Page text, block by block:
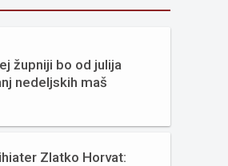
župniji bo od julija
nedeljskih maš
Zlatko Horvat: